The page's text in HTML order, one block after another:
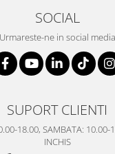
SOCIAL
Urmareste-ne in social media
SUPORT CLIENTI
18.00, SAMBATA: 10.00-
INCHIS